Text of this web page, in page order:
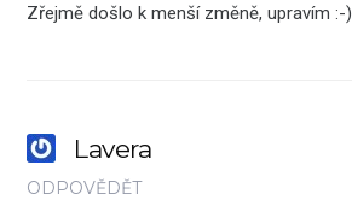
Zřejmě došlo k menší změně, upravím :-)
Lavera
ODPOVĚDĚT